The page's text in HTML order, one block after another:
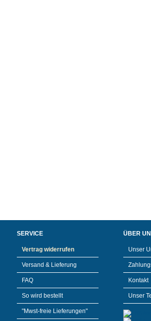
SERVICE
Vertrag widerrufen
Versand & Lieferung
FAQ
So wird bestellt
"Mwst-freie Lieferungen"
ÜBER
Unser
Kontakt
Unser